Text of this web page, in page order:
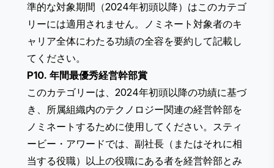
準的な対象期間（2024年初頭以降）はこのカテゴ
リーには適用されません。ノミネート対象者のキ
ャリア全体にわたる功績の全容を要約して記載し
てください。
P10. 年間最優秀経営幹部賞
このカテゴリーは、2024年初頭以降の功績に基づ
き、所属組織内のテクノロジー関連の経営幹部を
ノミネートするために使用してください。スティ
ービー・アワードでは、副社長（またはそれに相
当する役職）以上の役職にある者を経営幹部とみ